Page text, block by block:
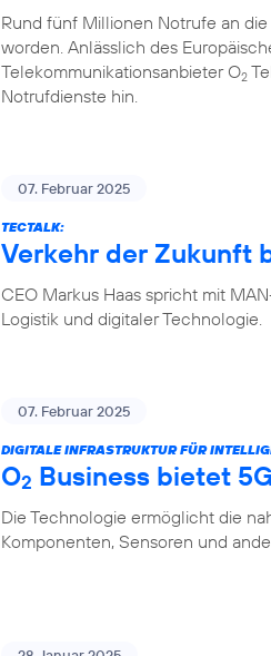
Rund fünf Millionen Notrufe an die
worden. Anlässlich des
Telekommunikationsanbieter O2
Notrufdienste hin.
07. Februar 2025
TECTALK:
Verkehr der Zukunft
CEO Markus Haas spricht mit
Logistik und digitaler Technologie.
07. Februar 2025
DIGITALE INFRASTRUKTUR FÜR
O2 Business bietet
Die Technologie ermöglicht die
Komponenten, Sensoren und